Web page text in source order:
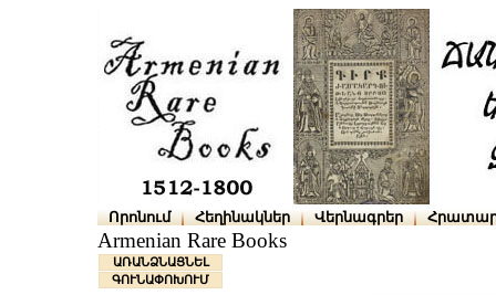
Որոնում Հեղինակներ Վերնագրեր
Armenian Rare Books
ԱՌԱՆՁՆԱՑՆԵԼ
ԳՈՒՆԱՓՈԽՈՒՄ